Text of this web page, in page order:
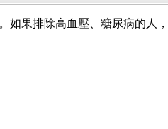
如果排除高血壓、糖尿病的人